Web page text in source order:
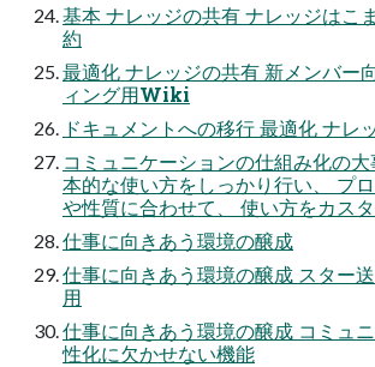
基本 ナレッジの共有 ナレッジは
約
最適化 ナレッジの共有 新メンバー
ィング用Wiki
ドキュメントへの移行 最適化 ナレ
コミュニケーションの仕組み化の
本的な使い方をしっかり行い、 プ
や性質に合わせて、 使い方をカス
仕事に向きあう環境の醸成
仕事に向きあう環境の醸成 スター
用
仕事に向きあう環境の醸成 コミュ
性化に欠かせない機能